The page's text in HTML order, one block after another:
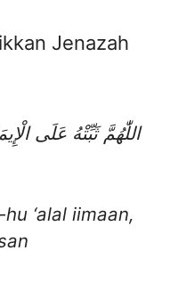
Jenazah
اللّٰهُمَّ ثَبِّتْهُ عَلَى
‘alal iimaan,